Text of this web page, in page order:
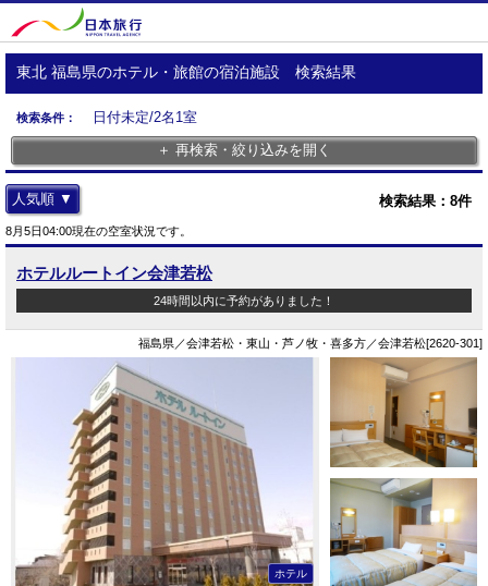
東北 福島県のホテル・旅館の宿泊施設 検索結果
検索条件：
日付未定/2名1室
＋ 再検索・絞り込みを開く
検索結果： 8件
人気順 ▼
8月5日04:00現在の空室状況です。
ホテルルートイン会津若松
24時間以内に予約がありました！
福島県／会津若松・東山・芦ノ牧・喜多方／会津若松[2620-301]
ホテル